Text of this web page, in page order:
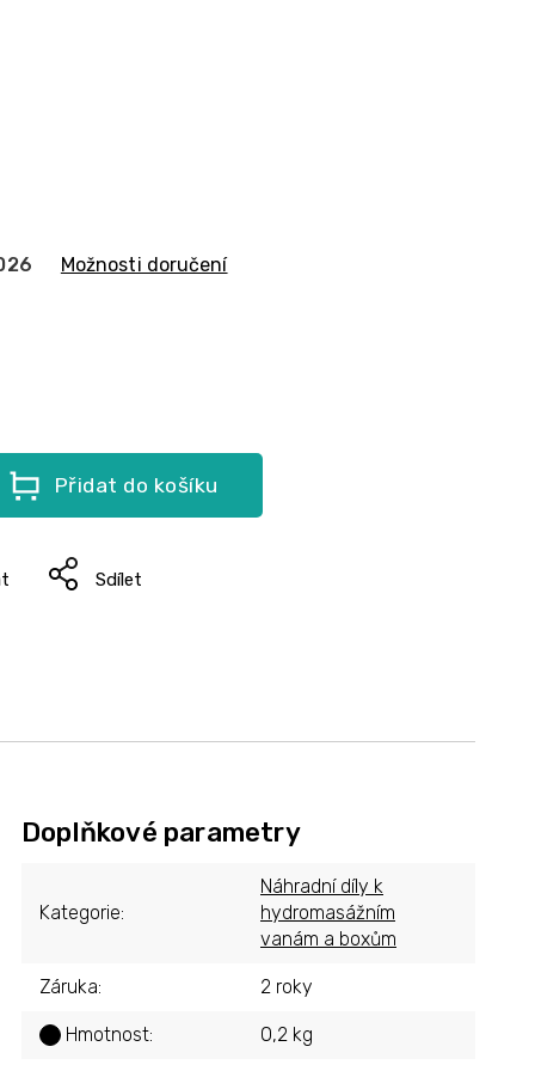
Možnosti doručení
Přidat do košíku
Sdílet
Doplňkové parametry
Kategorie:
Náhradní díly k
hydromasážním
vanám a boxům
Záruka: 2 roky
Hmotnost: 0,2 kg